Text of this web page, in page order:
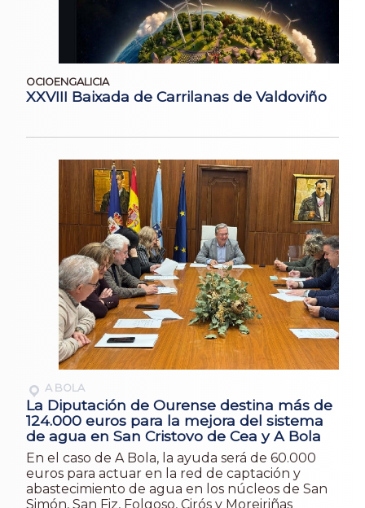
OCIOENGALICIA
XXVIII Baixada de Carrilanas de Valdoviño
A BOLA
La Diputación de Ourense destina más de
124.000 euros para la mejora del sistema
de agua en San Cristovo de Cea y A Bola
En el caso de A Bola, la ayuda será de 60.000
euros para actuar en la red de captación y
abastecimiento de agua en los núcleos de San
Simón, San Fiz, Folgoso, Cirós y Moreiriñas